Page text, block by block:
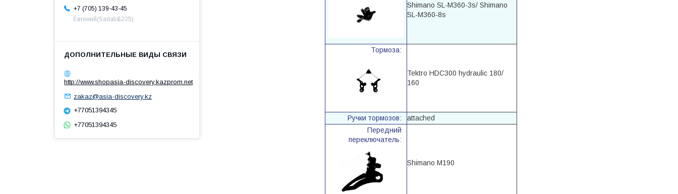
Shimano SL-M360-3s/ Shimano
SL-M360-8s
Тормоза:
Tektro HDC300 hydraulic 180/
160
Ручки тормозов:
attached
Передний
переключатель:
Shimano M190
+7 (705) 139-43-45
Евгений(Sadali&225)
http://www.shopasia-discovery.kazprom.net
zakaz@asia-discovery.kz
+77051394345
+77051394345